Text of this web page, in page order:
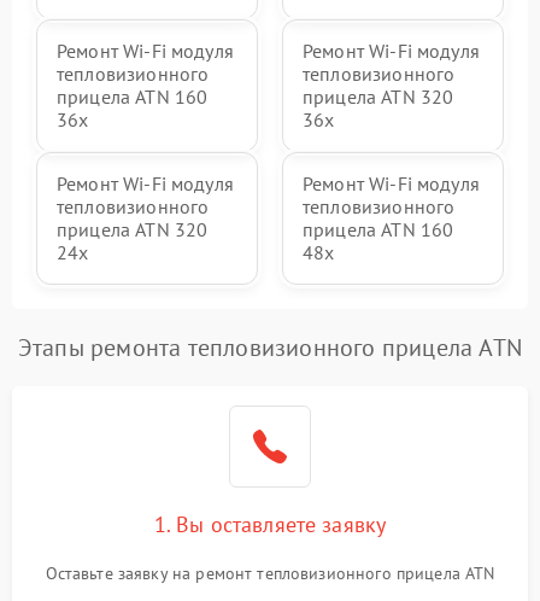
Ремонт Wi-Fi модуля
тепловизионного
прицела ATN 160
36x
Ремонт Wi-Fi модуля
тепловизионного
прицела ATN 320
36x
Ремонт Wi-Fi модуля
тепловизионного
прицела ATN 320
24x
Ремонт Wi-Fi модуля
тепловизионного
прицела ATN 160
48x
Этапы ремонта тепловизионного прицела ATN
1. Вы оставляете заявку
Оставьте заявку на ремонт тепловизионного прицела ATN